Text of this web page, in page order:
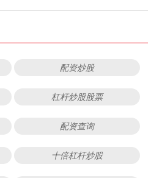
配资炒股
杠杆炒股股票
配资查询
十倍杠杆炒股